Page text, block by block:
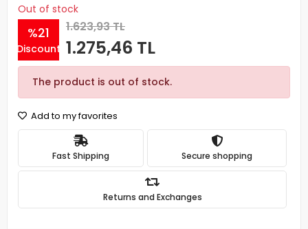
Out of stock
%21
Discount
1.623,93 TL
1.275,46 TL
The product is out of stock.
Add to my favorites
Fast Shipping Secure shopping
Returns and Exchanges